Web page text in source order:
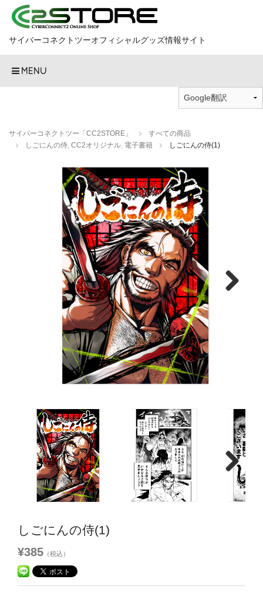
サイバーコネクトツーオフィシャルグッズ情報サイト
MENU
サイバーコネクトツー「CC2STORE」
すべての商品
しごにんの侍, CC2オリジナル, 電子書籍 しごにんの侍(1)
Next
しごにんの侍(1)
¥385 （税込）